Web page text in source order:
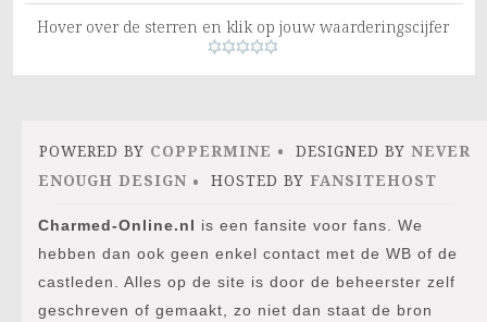
Hover over de sterren en klik op jouw waarderingscijfer
POWERED BY COPPERMINE DESIGNED BYNEVER
ENOUGH DESIGN
HOSTED BY FANSITEHOST
Charmed-Online.nl
is een fansite voor fans. We
hebben dan ook geen enkel contact met de WB of de
castleden. Alles op de site is door de beheerster zelf
geschreven of gemaakt, zo niet dan staat de bron